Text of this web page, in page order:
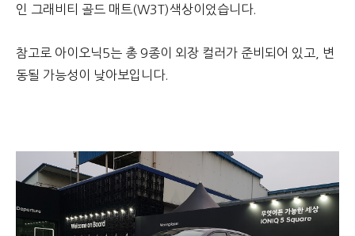
인 그래비티 골드 매트(W3T)색상이었습니다.
참고로 아이오닉5는 총 9종이 외장 컬러가 준비되어 있고, 변
동될 가능성이 낮아보입니다.